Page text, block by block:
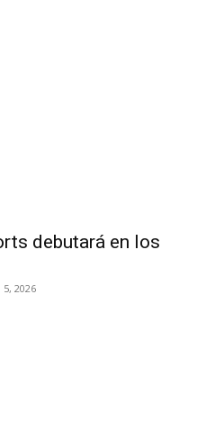
debutará en los
2026